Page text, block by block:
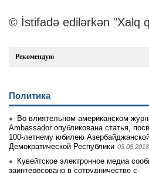
© İstifadə edilərkən "Xalq
Рекомендую
Политика
Во влиятельном американском
Ambassador опубликована статья,
100-летнему юбилею
Демократической Республики
Кувейтское электронное медиа
заинтеpесовано в сотрудничестве с